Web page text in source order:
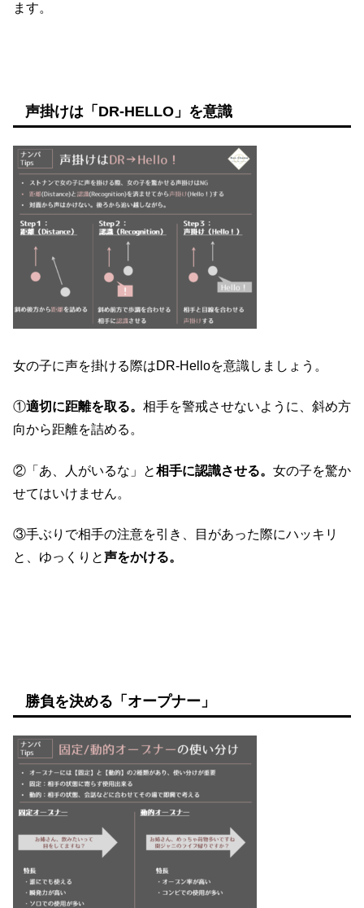
ます。
声掛けは「DR-HELLO」を意識
女の子に声を掛ける際はDR-Helloを意識しましょう。
①適切に距離を取る。 相手を警戒させないように、斜め方
向から距離を詰める。
②「あ、人がいるな」と相手に認識させる。 女の子を驚か
せてはいけません。
③手ぶりで相手の注意を引き、目があった際にハッキリ
と、ゆっくりと声をかける。
勝負を決める「オープナー」